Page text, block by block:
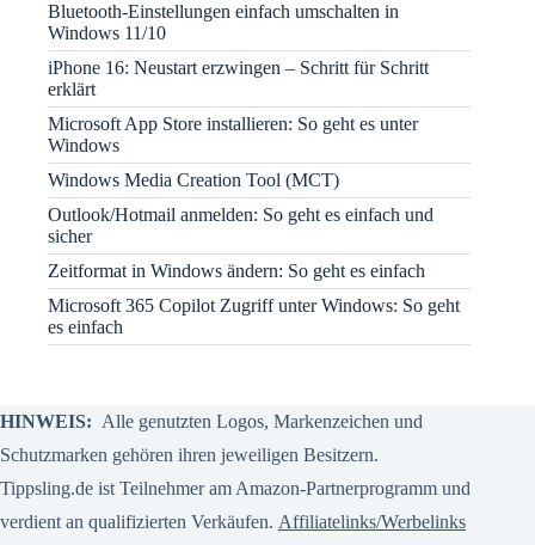
Bluetooth-Einstellungen einfach umschalten in
Windows 11/10
iPhone 16: Neustart erzwingen – Schritt für Schritt
erklärt
Microsoft App Store installieren: So geht es unter
Windows
Windows Media Creation Tool (MCT)
Outlook/Hotmail anmelden: So geht es einfach und
sicher
Zeitformat in Windows ändern: So geht es einfach
Microsoft 365 Copilot Zugriff unter Windows: So geht
es einfach
HINWEIS: Alle genutzten Logos, Markenzeichen und
Schutzmarken gehören ihren jeweiligen Besitzern.
Tippsling.de ist Teilnehmer am Amazon-Partnerprogramm und
verdient an qualifizierten Verkäufen. Affiliatelinks/Werbelinks